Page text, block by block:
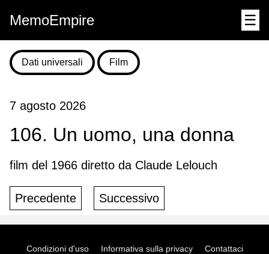
MemoEmpire ☰
Dati universali Film
7 agosto 2026
106. Un uomo, una donna
film del 1966 diretto da Claude Lelouch
Precedente Successivo
Condizioni d'uso Informativa sulla privacy
Contattaci